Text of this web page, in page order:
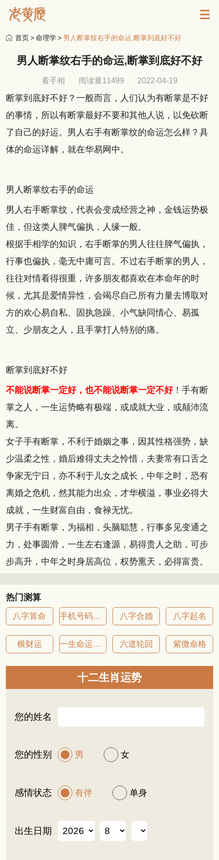
首页>命理学> 男人断掌纹右手的命运,断掌到底好不好
男人断掌纹右手的命运,断掌到底好不好
看手相 阅读量11499 2022-04-19
断掌到底好不好？一般而言，人们认为有断掌是不好
的事情，所以有断掌最好不要和其他人说，以免砍断
了自己的好运。男人右手有断掌纹的命运怎么样？具
体的命运详解，就在华易网中。
男人断掌纹右手的命运
男人右手断掌纹，代表会变成经营之神，金钱运势极
佳，但这类人脾气偏执，人缘一般。
根据手相学的知识，右手断掌的男人往往脾气偏执，
行事也偏执，毫无中庸可言。不过右手断掌的男人，
往往对情看得很重，许多朋友都喜欢在本命年的时
候，尤其是爱情异性，会竭尽自己所有力量去博取对
方的欢心易自私、固执急躁、小气缺同情心、易孤
立、少朋友之人，且手掌打人特别的痛。
断掌到底好不好
不能说断掌一定好，也不能说断掌一定不好！手有断
掌之人，一生运势略有极端，或成就大业，或颠沛流
离。
女子手有断掌，不利于婚姻之事，因其性格强势，缺
少温柔之性，婚后难得丈夫之怜惜，夫妻常有口舌之
争家无宁日，亦不利于儿女之成长，中年之时，恐有
离婚之危机，然其能力出众，才华横溢，事业必得大
成就，一生财富自由，食禄无忧。
男子手有断掌，为福相，头脑聪慧，行事多见变通之
力，处事圆滑，一生左右逢源，易得贵人之助，可步
步高升，中年之时身居高位，权势熏天，必得富贵。
热门测算
八字算命 手机号码吉凶 八字合婚 八字起名
横财运 一生命运详批 六道轮回 紫微命格
十二生肖运势
您的姓名
您的性别 男 女
感情状态 有伴 单身
出生日期